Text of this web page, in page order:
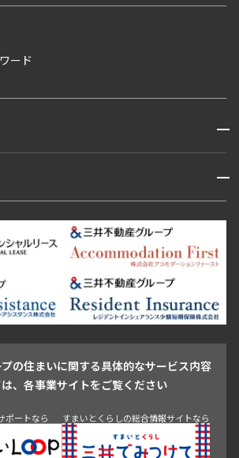
ード
開閉
・神楽坂・飯田橋
三田・芝・浜松町
島・勝どき・豊洲
本郷・春日・小石川
高田馬場・早稲田
祐天寺・学芸大学・自由が丘
成城・砧
池袋・板橋・王子
手町 新宿 品川
目黒・中目黒
開閉
江東区 台東区 墨田区
中野区
区 練馬区 荒川区
足立区
の住まいに関する具体的なサービス内容
、各事業サイトをご覧ください
ポートなら すまいとくらしの総合情報サイトなら